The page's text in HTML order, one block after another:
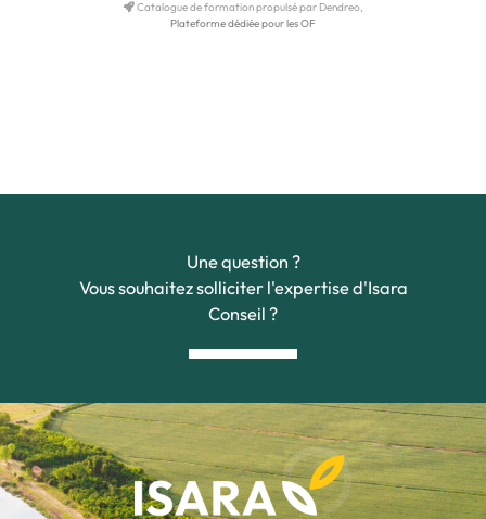
Catalogue de formation propulsé par Dendreo,
Plateforme dédiée pour les OF
Une question ?
Vous souhaitez solliciter l'expertise d'Isara
Conseil ?